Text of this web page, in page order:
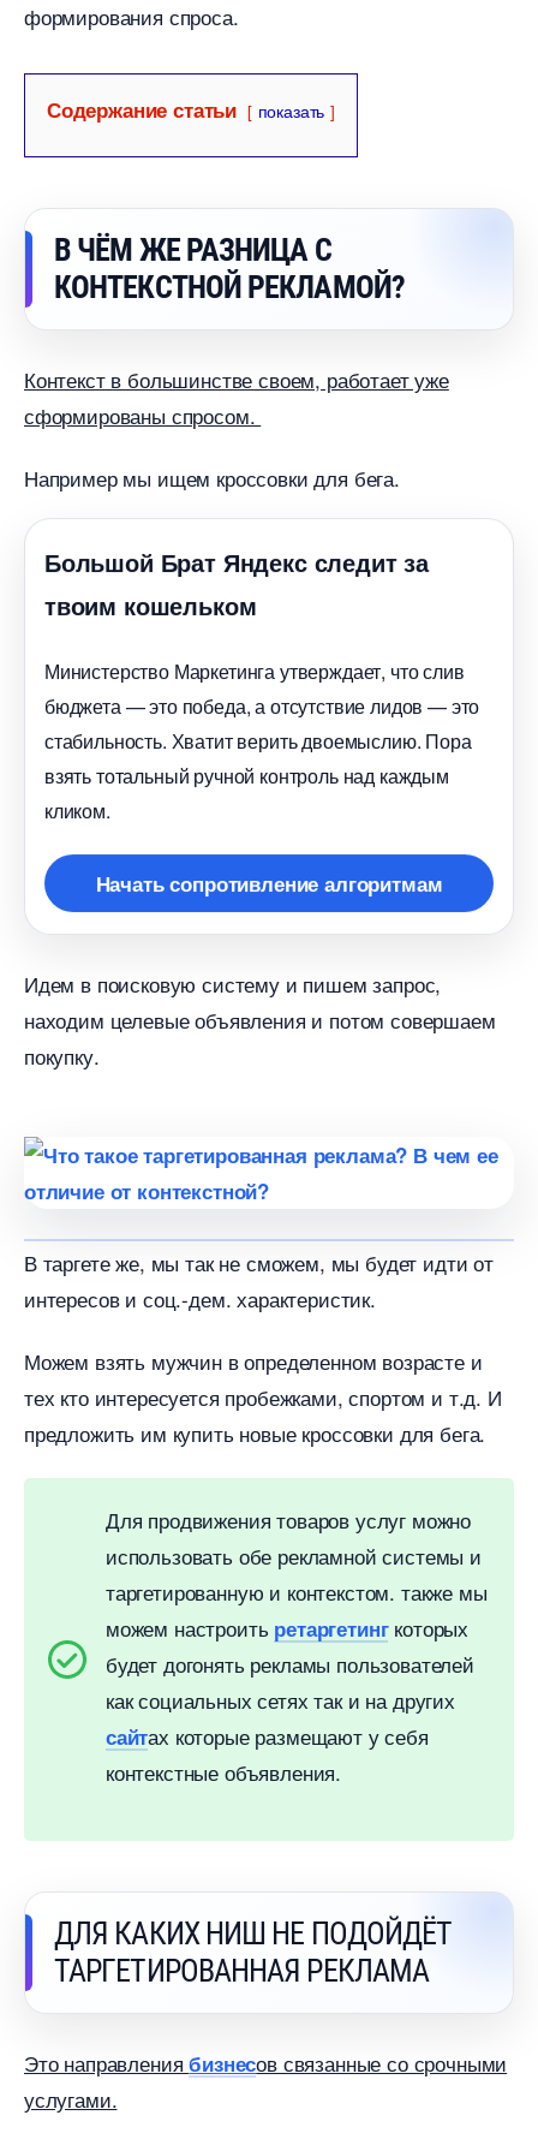
формирования спроса.
Содержание статьи показать
ЧЁМ ЖЕ РАЗНИЦА С
КОНТЕКСТНОЙ РЕКЛАМОЙ?
Контекст в большинстве своем, работает уже
сформированы спросом.
Например мы ищем кроссовки для бега.
Большой Брат Яндекс следит за
твоим кошельком
Министерство Маркетинга утверждает, что сли
юджета — это победа, а отсутствие лидов — это
стабильность. Хватит верить двоемыслию. Пора
зять тотальный ручной контроль над каждым
кликом.
Начать сопротивление алгоритмам
Идем в поисковую систему и пишем запрос,
находим целевые объявления и потом совершаем
покупку.
таргете же, мы так не сможем, мы будет идти от
интересов и соц.-дем. характеристик.
Можем взять мужчин в определенном возрасте и
тех кто интересуется пробежками, спортом и т.д. И
предложить им купить новые кроссовки для бега.
Для продвижения товаров услуг можно
использовать обе рекламной системы и
таргетированную и контекстом. также мы
можем настроить ретаргетинкоторых
удет догонять рекламы пользователей
как социальных сетях так и на других
сайтах которые размещают у себя
контекстные объявления.
ДЛЯ КАКИХ НИШ НЕ ПОДОЙДЁТ
ТАРГЕТИРОВАННАЯ РЕКЛАМА
Это направленияизнесов связанные со срочными
услугами.